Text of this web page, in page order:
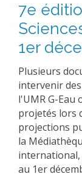
7e
1er
Plusieurs
intervenir
l'UMR G-
projetés lors
projections
la
international,
au 1er